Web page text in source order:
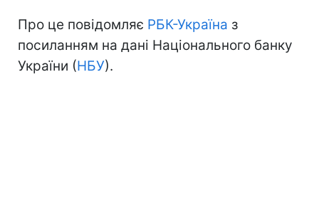
Про це повідомляє РБК-Україна з
посиланням на дані Національного банку
України (НБУ).